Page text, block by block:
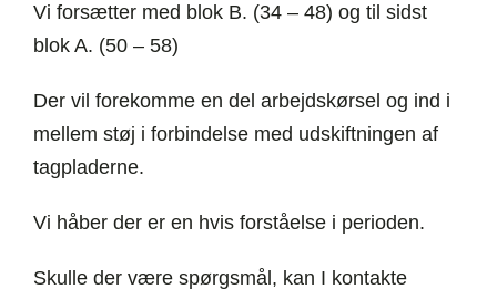
Vi forsætter med blok B. (34 – 48) og til sidst
blok A. (50 – 58)
Der vil forekomme en del arbejdskørsel og ind i
mellem støj i forbindelse med udskiftningen af
tagpladerne.
Vi håber der er en hvis forståelse i perioden.
Skulle der være spørgsmål, kan I kontakte